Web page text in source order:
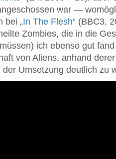
war —
bei „In The Flesh“ (BBC3,
Zombies, die in die
ich ebenso gut fand
von Aliens, anhand
Umsetzung deutlich zu